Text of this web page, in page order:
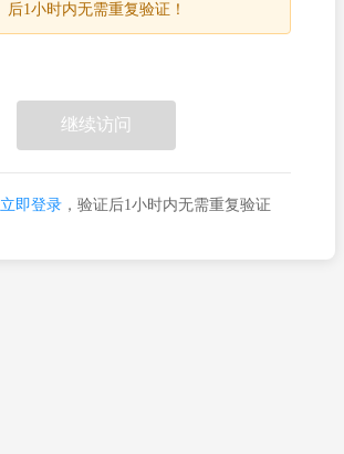
后1小时内无需重复验证！
继续访问
立即登录，验证后1小时内无需重复验证